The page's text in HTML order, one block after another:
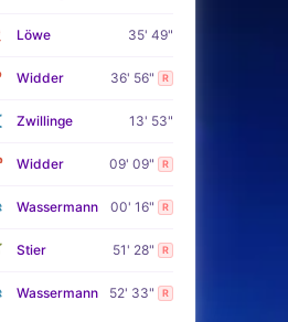
Löwe 35' 49"
Widder 36' 56" R
Zwillinge 13' 53"
Widder 09' 09" R
Wassermann 00' 16" R
Stier 51' 28" R
Wassermann 52' 33" R